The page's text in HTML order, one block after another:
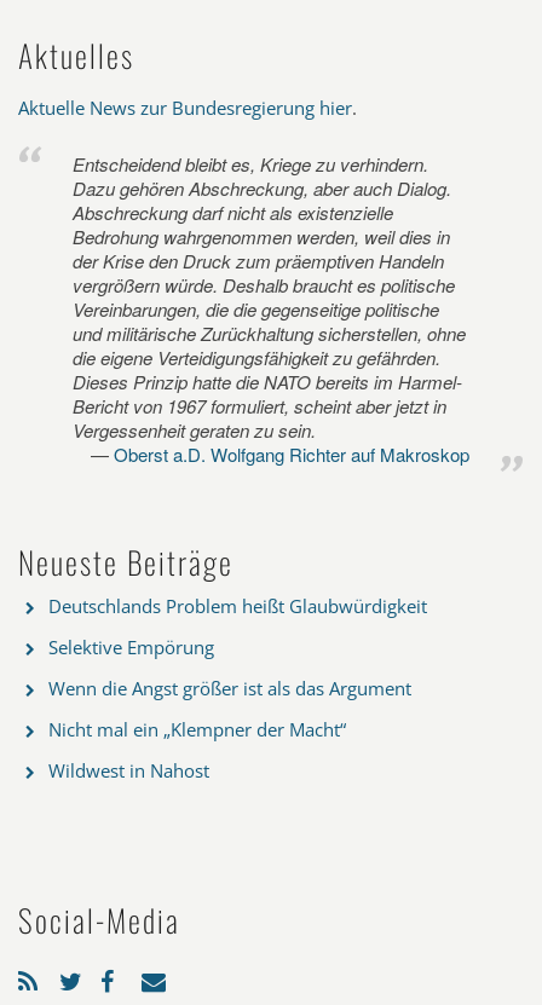
Aktuelles
Aktuelle News zur Bundesregierung hier.
Entscheidend bleibt es, Kriege zu verhindern.
Dazu gehören Abschreckung, aber auch Dialog.
Abschreckung darf nicht als existenzielle
Bedrohung wahrgenommen werden, weil dies in
der Krise den Druck zum präemptiven Handeln
vergrößern würde. Deshalb braucht es politische
Vereinbarungen, die die gegenseitige politische
und militärische Zurückhaltung sicherstellen, ohne
die eigene Verteidigungsfähigkeit zu gefährden.
Dieses Prinzip hatte die NATO bereits im Harmel-
Bericht von 1967 formuliert, scheint aber jetzt in
Vergessenheit geraten zu sein.
Oberst a.D. Wolfgang Richter auf Makroskop
Neueste Beiträge
Deutschlands Problem heißt Glaubwürdigkeit
Selektive Empörung
Wenn die Angst größer ist als das Argument
Nicht mal ein „Klempner der Macht“
Wildwest in Nahost
Social-Media